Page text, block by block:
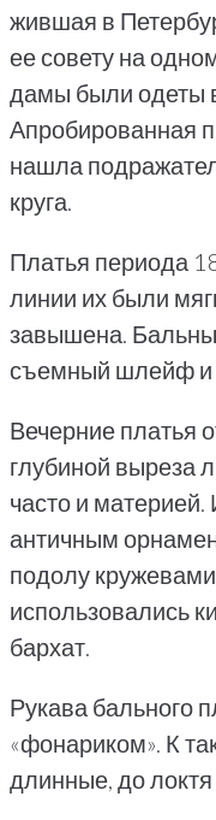
жившая в
ее совету на
дамы были одеты
Апробированная
нашла
круга.
Платья периода
линии их были
завышена.
съемный шлейф и
Вечерние платья
глубиной выреза
часто и
античным
подолу
использовались
бархат.
Рукава бального
«фонариком». К
длинные, до